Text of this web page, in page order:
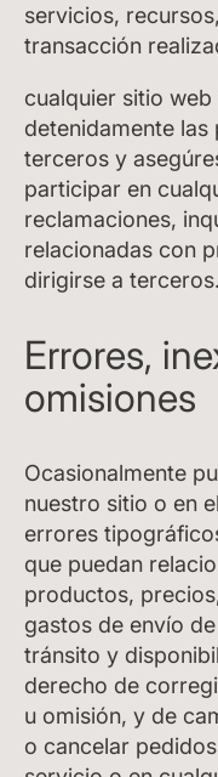
servicios,
transacción
cualquier sitio
detenidamente
terceros y
participar en
reclamaciones,
relacionadas con
dirigirse a terceros.
Errores,
omisiones
Ocasionalmente
nuestro sitio o en
errores
que puedan
productos,
gastos de envío
tránsito y
derecho de
u omisión, y de
o cancelar